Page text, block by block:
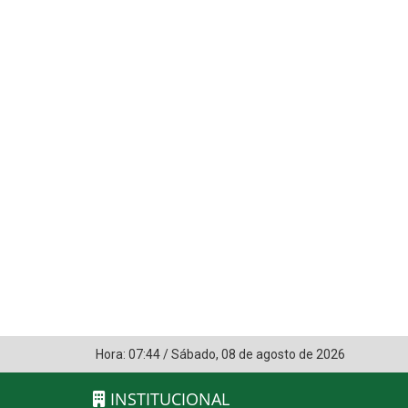
Hora: 07:44/Sábado, 08 de agosto de 2026
INSTITUCIONAL